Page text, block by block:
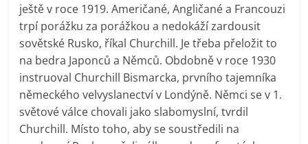
ještě v roce 1919. Američané, Angličané a Francouzi
trpí porážku za porážkou a nedokáží zardousit
sovětské Rusko, říkal Churchill. Je třeba přeložit to
na bedra Japonců a Němců. Obdobně v roce 1930
instruoval Churchill Bismarcka, prvního tajemníka
německého velvyslanectví v Londýně. Němci se v 1.
světové válce chovali jako slabomyslní, tvrdil
Churchill. Místo toho, aby se soustředili na